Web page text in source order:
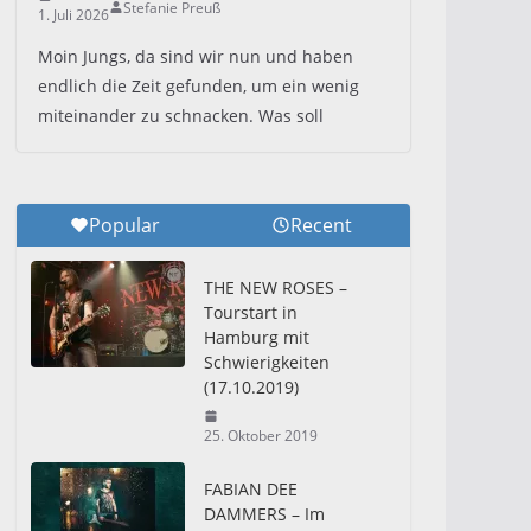
1. Juli 2026 Stefanie Preuß
Moin Jungs, da sind wir nun und haben
endlich die Zeit gefunden, um ein wenig
miteinander zu schnacken. Was soll
Popular Recent
THE NEW ROSES –
Tourstart in
Hamburg mit
Schwierigkeiten
(17.10.2019)
25. Oktober 2019
FABIAN DEE
DAMMERS – Im